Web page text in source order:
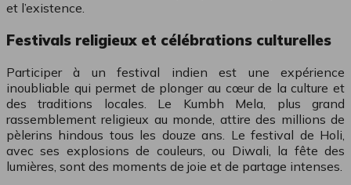
et l’existence.
Festivals religieux et célébrations culturelles
Participer à un festival indien est une expérience
inoubliable qui permet de plonger au cœur de la culture et
des traditions locales. Le Kumbh Mela, plus grand
rassemblement religieux au monde, attire des millions de
pèlerins hindous tous les douze ans. Le festival de Holi,
avec ses explosions de couleurs, ou Diwali, la fête des
lumières, sont des moments de joie et de partage intenses.